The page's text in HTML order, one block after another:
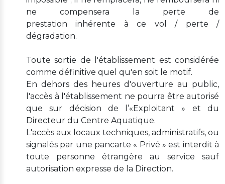
ne compensera la perte de
prestation inhérente à ce vol / perte /
dégradation.
Toute sortie de l'établissement est considérée
comme définitive quel qu'en soit le motif.
En dehors des heures d'ouverture au public,
l'accès à l'établissement ne pourra être autorisé
que sur décision de l’«Exploitant » et du
Directeur du Centre Aquatique.
L'accès aux locaux techniques, administratifs, ou
signalés par une pancarte « Privé » est interdit à
toute personne étrangère au service sauf
autorisation expresse de la Direction.